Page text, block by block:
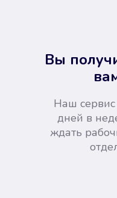
Вы
Наш сервис
дней в
ждать